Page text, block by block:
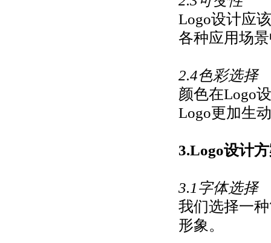
Logo设计应
各种应用场
2.4色彩选择
颜色在Logo
Logo更加生
3.Logo设计
3.1字体选择
我们选择一
形象。